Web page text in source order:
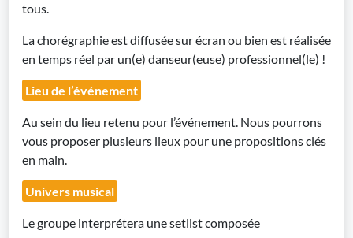
tous.
La chorégraphie est diffusée sur écran ou bien est réalisée
en temps réel par un(e) danseur(euse) professionnel(le) !
Lieu de l’événement
Au sein du lieu retenu pour l’événement. Nous pourrons
vous proposer plusieurs lieux pour une propositions clés
en main.
Univers musical
Le groupe interprétera une setlist composée